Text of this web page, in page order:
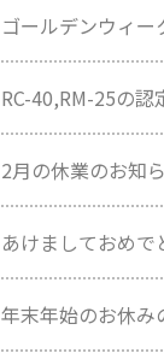
ゴールデンウィ
RC-40,RM-25の認
2月の休業のお知
あけましておめ
年末年始のお休み